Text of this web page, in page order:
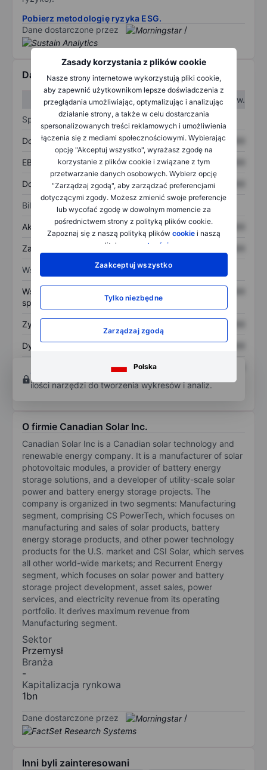
Zasady korzystania z plików cookie
Nasze strony internetowe wykorzystują pliki cookie,
aby zapewnić użytkownikom lepsze doświadczenia z
przeglądania umożliwiając, optymalizując i analizując
działanie strony, a także w celu dostarczania
spersonalizowanych treści reklamowych i umożliwienia
łączenia się z mediami społecznościowymi. Wybierając
opcję "Akceptuj wszystko", wyrażasz zgodę na
korzystanie z plików cookie i związane z tym
przetwarzanie danych osobowych. Wybierz opcję
"Zarządzaj zgodą", aby zarządzać preferencjami
dotyczącymi zgody. Możesz zmienić swoje preferencje
lub wycofać zgodę w dowolnym momencie za
pośrednictwem strony z polityką plików cookie.
Zapoznaj się z naszą polityką plików cookiei naszą
polityką
prywatności
Zaakceptuj wszystko
Tylko niezbędne
Zarządzaj zgodą
Polska
Pobierz metodologię ryzyka ESG.
Dane dostarczone przez
/
Dane finansowe
W I kw.
W II kw.
Sprawozdanie z zysków
Dochód XXXXXXX XXXXXXX
EBITDA XXXXXXX XXXXXXX
Dochód netto XXXXXXX XXXXXXX
Bilans
Aktywa ogółem XXXXXXX XXXXXXX
Zadłużenie ogółem
Wskaźniki
Współczynnik cena do
sprzedaży
XXXXXXX
Zysk na akcję XXXXXXX
Dywidenda na akcję XXXXXXX XXXXXXX
własnego
XXXXXXX
Otwórz konto
aby uzyskać dostęp do większej
ilości narzędzi do tworzenia wykresów i analiz.
O firmie Canadian Solar Inc.
Canadian Solar Inc is a Canadian solar technology and
renewable energy company. It is a manufacturer of solar
photovoltaic modules, a provider of battery energy
storage solutions, and a developer of utility-scale solar
power and battery energy storage projects. The
company is organized in two segments: Manufacturing
segment, comprising CS PowerTech, which focuses on
manufacturing and sales of solar products, battery
energy storage products, and other power technology
products for the U.S. market and CSI Solar, which serves
all other world-wide markets; and Recurrent Energy
segment, which focuses on solar power and battery
storage project development, asset sales, power
services, and electricity revenue from its operating
portfolio. It derives maximum revenue from
Manufacturing segment.
Sektor
Przemysł
Branża
-
Kapitalizacja rynkowa
1bn
Dane dostarczone przez /
Inni byli zainteresowani